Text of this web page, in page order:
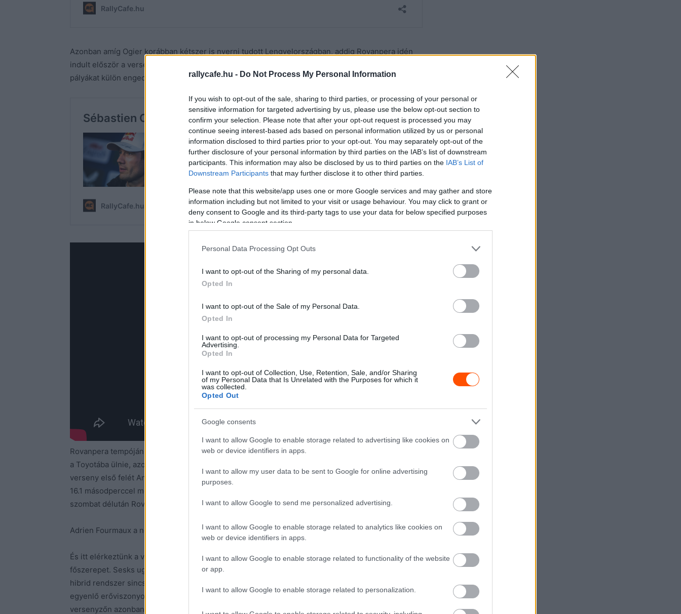
rallycafe.hu - Do Not Process My Personal Information
If you wish to opt-out of the sale, sharing to third parties, or processing of your personal or
sensitive information for targeted advertising by us, please use the below opt-out section to
confirm your selection. Please note that after your opt-out request is processed you may
continue seeing interest-based ads based on personal information utilized by us or personal
information disclosed to third parties prior to your opt-out. You may separately opt-out of the
further disclosure of your personal information by third parties on the IAB’s list of downstream
participants. This information may also be disclosed by us to third parties on the IAB’s List of
Downstream Participants that may further disclose it to other third parties.
Please note that this website/app uses one or more Google services and may gather and store
information including but not limited to your visit or usage behaviour. You may click to grant or
deny consent to Google and its third-party tags to use your data for below specified purposes
in below Google consent section.
Personal Data Processing Opt Outs
I want to opt-out of the Sharing of my personal data.
Opted In
I want to opt-out of the Sale of my Personal Data.
Opted In
I want to opt-out of processing my Personal Data for Targeted
Advertising.
Opted In
I want to opt-out of Collection, Use, Retention, Sale, and/or Sharing
of my Personal Data that Is Unrelated with the Purposes for which it
was collected.
Opted Out
Google consents
I want to allow Google to enable storage related to advertising like cookies on
web or device identifiers in apps.
I want to allow my user data to be sent to Google for online advertising
purposes.
I want to allow Google to send me personalized advertising.
I want to allow Google to enable storage related to analytics like cookies on
web or device identifiers in apps.
I want to allow Google to enable storage related to functionality of the website
or app.
I want to allow Google to enable storage related to personalization.
Azonban amíg Ogier korábban kétszer is nyerni tudott Lengyelországban, addig Rovanpera idén
indult először a versenyen, ráadásul nulla felkészüléssel, a hivatalos pályabejárásról késve, a
pályákat külön engedéllyel felírva, és éjjelente a pályákon készült belső felvételeket nézve.
Rovanpera tempóján a pénteki három pályán látszott is, hogy semmilyen felkészülés nélkül kellett
a Toyotába ülnie, azonban szombaton délután már domináns teljesítményt nyújtva megnyerte a
verseny első felét Andreas Mikkelsent 9.4, a szombat délután defektet összeszedő Elfyn Evanst
16.1 másodperccel megelőzve. A három versenyző között sokáig kiélezett csata zajlott, azonban
szombat délután Rovanpera eltudott lépni üldözőitől.
Adrien Fourmaux a negyedik helyen, míg Martins Sesks az ötödik helyen áll szombat este.
És itt elérkeztünk a verseny második történetéhez is, amiben a lett versenyző játssza a
főszerepet. Sesks ugyanis Lengyelországban vezethet először Rally1-es autót, amiben ráadásul
hibrid rendszer sincs, azonban ennek az elemnek a súlyát a szabályok szerint pótolni kell az
egyenlő erőviszonyok miatt. A tavaly még az ERC-mezőnyben ezt a versenyt nyerő 24 éves
versenyzőn azonban alig látszik, hogy először versenyez a WRC-csúcskategóriájában, hiszen már